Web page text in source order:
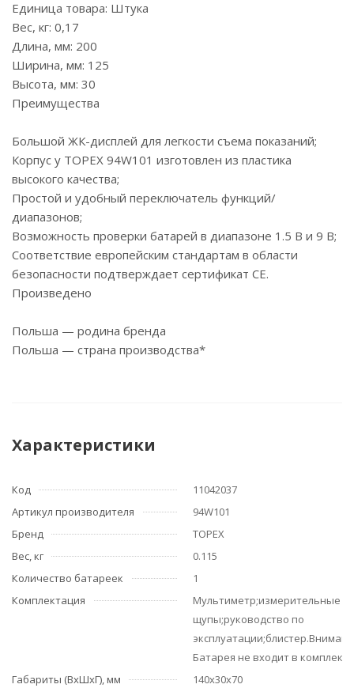
Единица товара: Штука
Вес, кг: 0,17
Длина, мм: 200
Ширина, мм: 125
Высота, мм: 30
Преимущества
Большой ЖК-дисплей для легкости съема показаний;
Корпус у TOPEX 94W101 изготовлен из пластика
высокого качества;
Простой и удобный переключатель функций/
диапазонов;
Возможность проверки батарей в диапазоне 1.5 В и 9 В;
Соответствие европейским стандартам в области
безопасности подтверждает сертификат CE.
Произведено
Польша — родина бренда
Польша — страна производства*
Характеристики
Код
11042037
Артикул производителя
94W101
Бренд
TOPEX
Вес, кг
0.115
Количество батареек
1
Комплектация
Мультиметр;измерительные
щупы;руководство по
Батарея не входит в комплект!
Габариты (ВхШхГ), мм
140х30х70